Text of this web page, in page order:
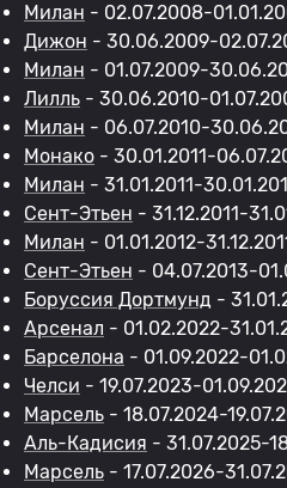
Милан - 02.07.2008-
Дижон - 30.06.2009-
Милан - 01.07.2009-
Лилль - 30.06.2010-
Милан - 06.07.2010-
Монако - 30.01.2011-
Милан - 31.01.2011-
Сент-Этьен - 31.12.2011-
Милан - 01.01.2012-
Сент-Этьен - 04.07.2013-
Боруссия Дортмунд -
Арсенал - 01.02.2022-
Барселона - 01.09.2022-
Челси - 19.07.2023-
Марсель - 18.07.2024-
Аль-Кадисия - 31.07.2025-
Марсель - 17.07.2026-